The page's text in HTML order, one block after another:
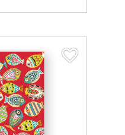
favorite_border
favorite_border